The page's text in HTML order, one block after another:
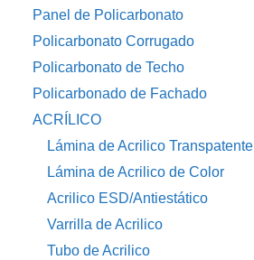
Panel de Policarbonato
Policarbonato Corrugado
Policarbonato de Techo
Policarbonado de Fachado
ACRÍLICO
Lámina de Acrilico Transpatente
Lámina de Acrilico de Color
Acrilico ESD/Antiestático
Varrilla de Acrilico
Tubo de Acrilico